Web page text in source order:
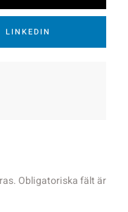
LINKEDIN
Obligatoriska fält är